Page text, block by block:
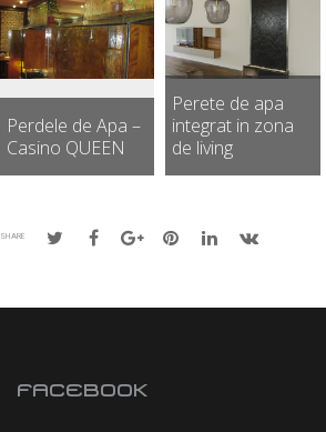
Perdele de Apa –
Casino QUEEN
Perete de apa
integrat in zona
de living
SHARE
FACEBOOK